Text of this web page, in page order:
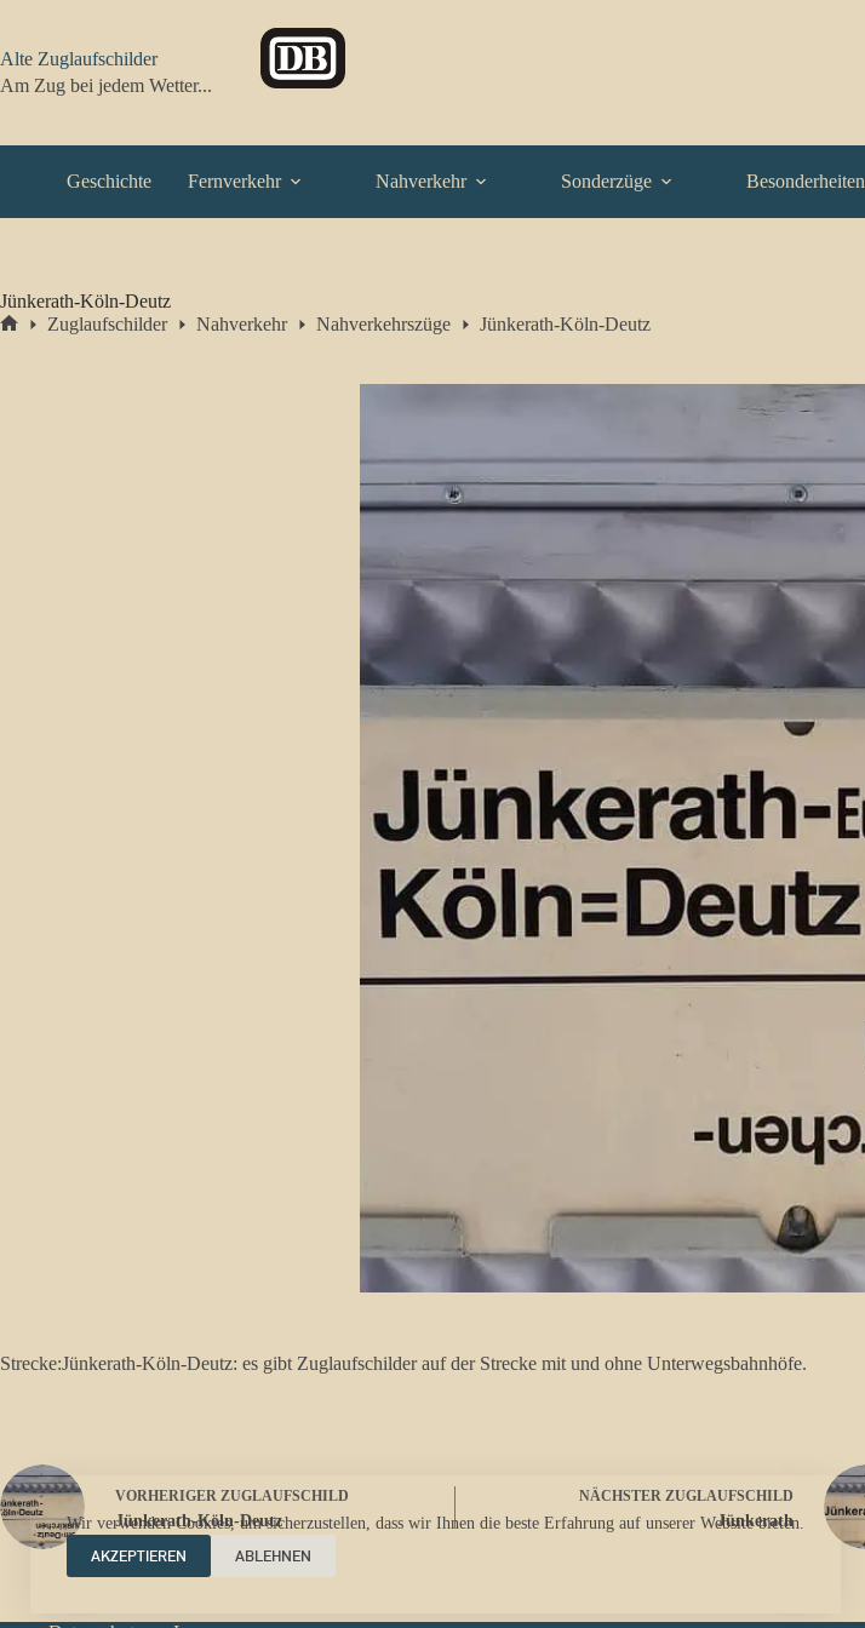
springen
Wir verwenden Cookies, um sicherzustellen, dass wir Ihnen die beste Erfahrung auf unserer Website bieten.
AKZEPTIEREN
ABLEHNEN
Alte Zuglaufschilder
Am Zug bei jedem Wetter...
Geschichte Fernverkehr Nahverkehr Sonderzüge Besonderheiten
Jünkerath-Köln-Deutz
Zuglaufschilder Nahverkehr Nahverkehrszüge Jünkerath-Köln-Deutz
Strecke:Jünkerath-Köln-Deutz: es gibt Zuglaufschilder auf der Strecke mit und ohne Unterwegsbahnhöfe.
VORHERIGER ZUGLAUFSCHILD
Jünkerath-Köln-Deutz
NÄCHSTER ZUGLAUFSCHILD
Jünkerath